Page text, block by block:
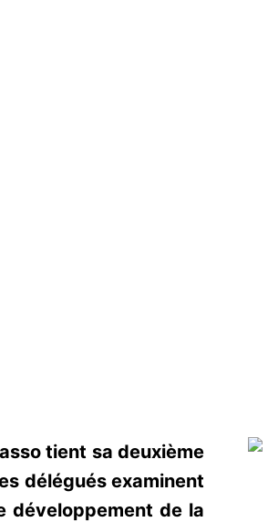
tient sa deuxième
délégués examinent
développement de la